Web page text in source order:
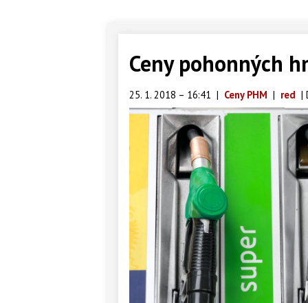
Ceny pohonných
25. 1. 2018 – 16:41 | Ceny PHM | red |